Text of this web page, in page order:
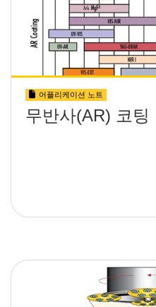
어플리케이션 노트
무반사(AR) 코팅